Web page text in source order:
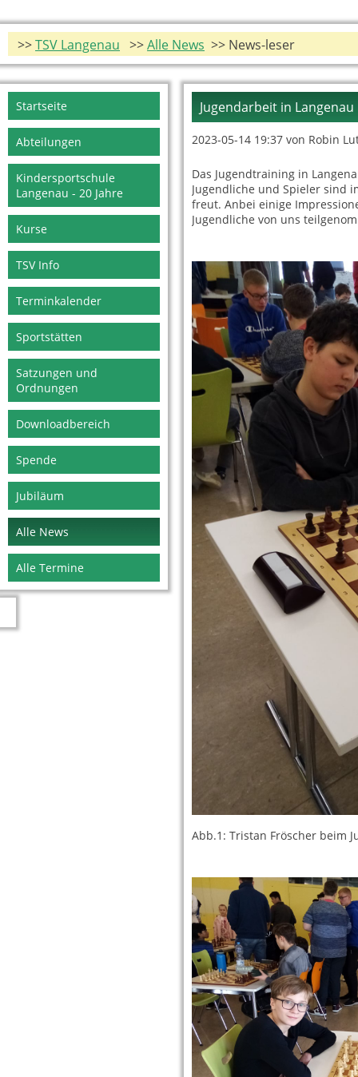
>>TSV Langenau >>Alle News >> News-leser
Jugendarbeit in Langenau
2023-05-14 19:37 von Robin
Das Jugendtraining in
Jugendliche und Spieler sind
freut. Anbei einige
Jugendliche von uns
Abb.1: Tristan Fröscher beim
Navigation
überspringen
Startseite
Abteilungen
Kindersportschule
Langenau - 20 Jahre
Kurse
TSV Info
Terminkalender
Sportstätten
Satzungen und
Ordnungen
Downloadbereich
Spende
Jubiläum
Alle News
Alle Termine